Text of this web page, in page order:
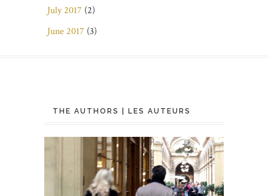
July 2017 (2)
June 2017 (3)
THE AUTHORS | LES AUTEURS